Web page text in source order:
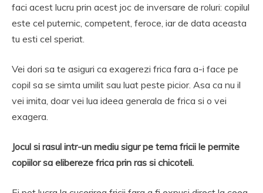
faci acest lucru prin acest joc de inversare de roluri: copilul
este cel puternic, competent, feroce, iar de data aceasta
tu esti cel speriat.
Vei dori sa te asiguri ca exagerezi frica fara a-i face pe
copil sa se simta umilit sau luat peste picior. Asa ca nu il
vei imita, doar vei lua ideea generala de frica si o vei
exagera.
Jocul si rasul intr-un mediu sigur pe tema fricii le permite
copiilor sa elibereze frica prin ras si chicoteli.